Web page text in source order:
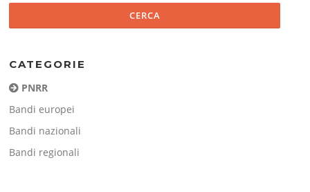
CATEGORIE
PNRR
Bandi europei
Bandi nazionali
Bandi regionali